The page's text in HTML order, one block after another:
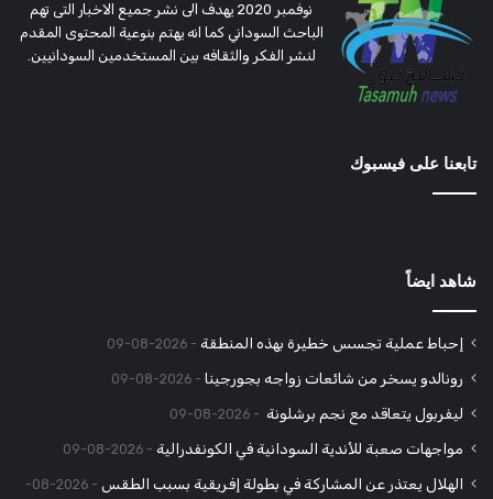
نوفمبر 2020 يهدف الى نشر جميع الاخبار التى تهم
الباحث السوداني كما انه يهتم بنوعية المحتوى المقدم
لنشر الفكر والثقافه بين المستخدمين السودانيين.
تابعنا على فيسبوك
شاهد ايضاً
إحباط عملية تجسس خطيرة بهذه المنطقة 2026-08-09
رونالدو يسخر من شائعات زواجه بجورجينا 2026-08-09
ليفربول يتعاقد مع نجم برشلونة 2026-08-09
مواجهات صعبة للأندية السودانية في الكونفدرالية 2026-08-09
الهلال يعتذر عن المشاركة في بطولة إفريقية بسبب الطقس 2026-08-